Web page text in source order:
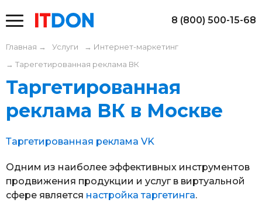
8 (800) 500-15-68
Главная → Услуги → Интернет-маркетинг
→ Тарегетированная реклама ВК
Таргетированная
реклама ВК в Москве
Таргетированная реклама VK
Одним из наиболее эффективных инструментов
продвижения продукции и услуг в виртуальной
сфере является настройка таргетинга.